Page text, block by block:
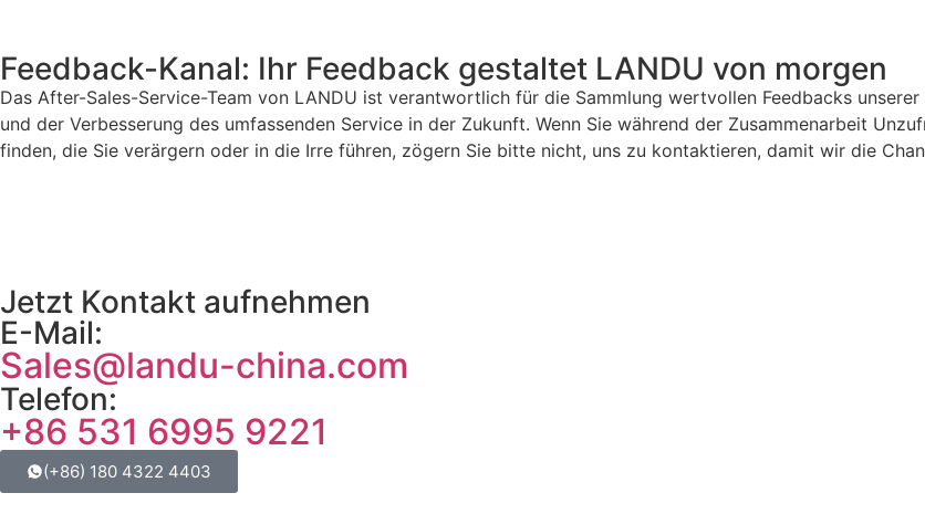
Feedback-Kanal: Ihr Feedback gestaltet LANDU von morgen
Das After-Sales-Service-Team von LANDU ist verantwortlich für die Sammlung wertvollen Feedbacks
und der Verbesserung des umfassenden Service in der Zukunft. Wenn Sie während der Zusammenarbeit
finden, die Sie verärgern oder in die Irre führen, zögern Sie bitte nicht, uns zu kontaktieren, damit wir die
Jetzt Kontakt aufnehmen
E-Mail:
Sales@landu-china.com
Telefon:
+86 531 6995 9221
(+86) 180 4322 4403